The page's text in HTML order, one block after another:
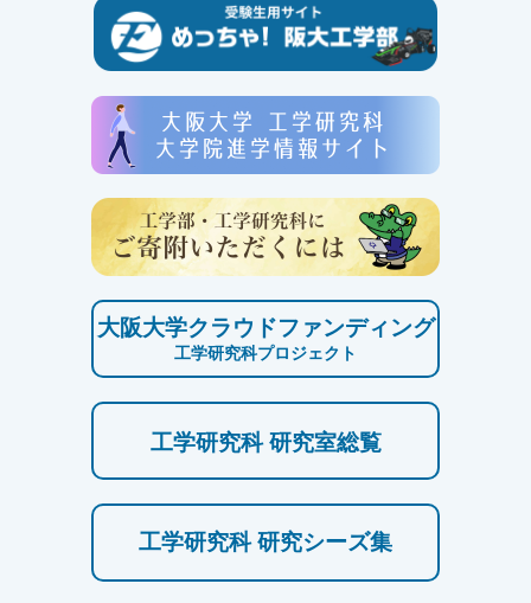
大阪大学クラウドファンディング
工学研究科プロジェクト
工学研究科 研究室総覧
工学研究科 研究シーズ集